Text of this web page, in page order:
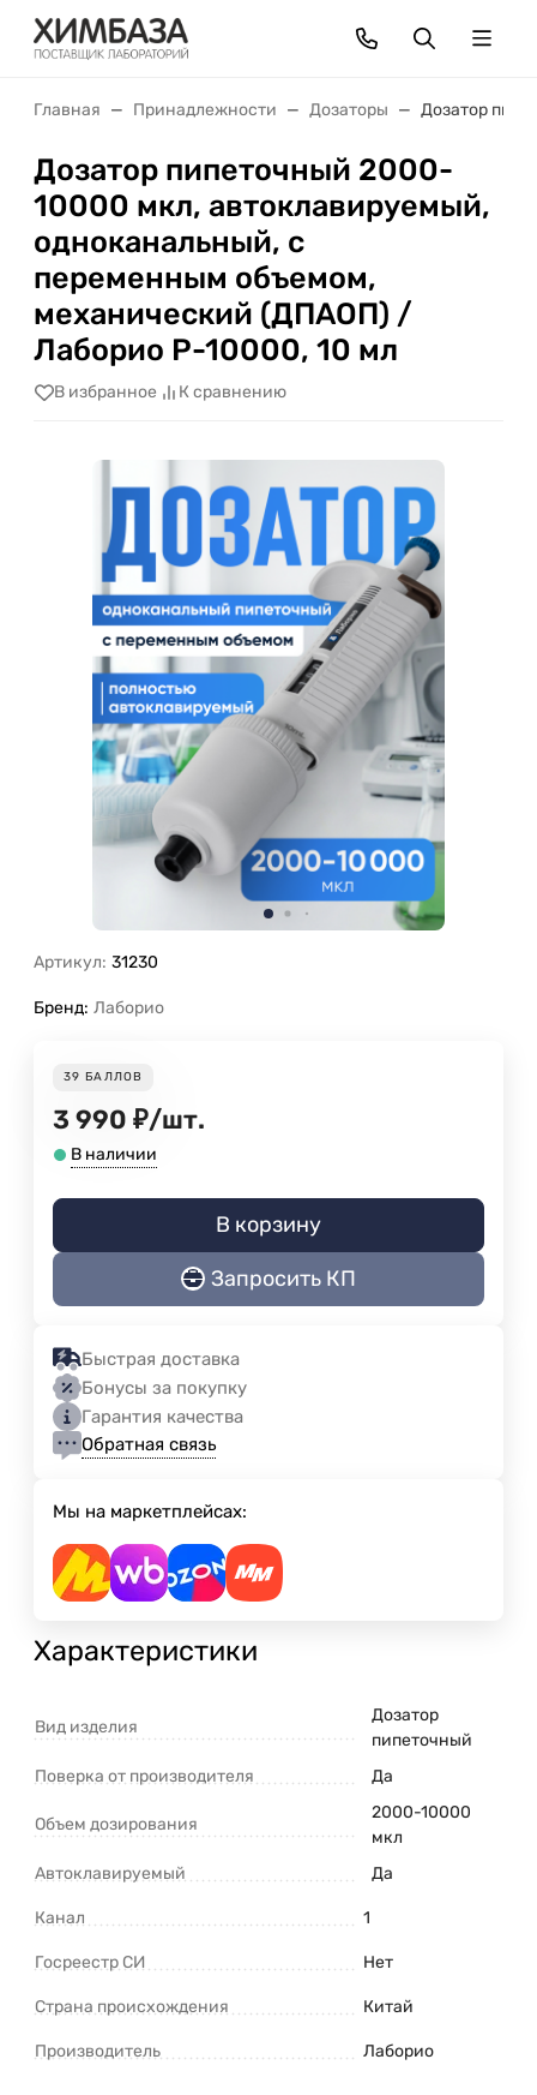
Главная Принадлежности Дозаторы Дозатор
Дозатор пипеточный 2000-
10000 мкл, автоклавируемый,
одноканальный, с
переменным объемом,
механический (ДПАОП) /
Лаборио P-10000, 10 мл
В избранное К сравнению
Артикул: 31230
Бренд: Лаборио
39 БАЛЛОВ
3 990 ₽/шт.
В наличии
В корзину
Запросить КП
Быстрая доставка
Бонусы за покупку
Гарантия качества
Обратная связь
Мы на маркетплейсах:
Характеристики
Вид изделия
Дозатор
пипеточный
Поверка от производителя
Да
Объем дозирования
2000-10000
мкл
Автоклавируемый
Да
Канал 1
Госреестр СИ Нет
Страна происхождения Китай
Производитель Лаборио